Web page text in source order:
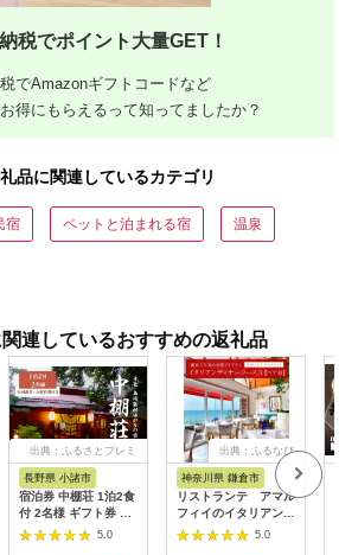
税でポイント大量GET！
でAmazonギフトコードなど
得にもらえるって知ってましたか？
品に関連しているカテゴリ
宿 ペットと泊まれる宿 温泉
連しているおすすめの返礼品
出典：ふるさとプレミ
長野県 小諸市
宿泊券 中棚荘 1泊2食
付 2名様 ギフト券 チ
ケット 券 宿泊 旅行
5.0
出典：ふるなび
神奈川県 鎌倉市
リストランテ アマル
フィイのイタリアンデ
ィナーコースA ペア
5.0